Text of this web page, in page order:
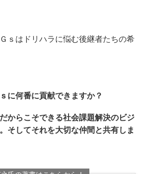
ｓはドリハラに悩む後継者たちの希
に何番に貢献できますか？
からこそできる社会課題解決のビジ
そしてそれを大切な仲間と共有しま